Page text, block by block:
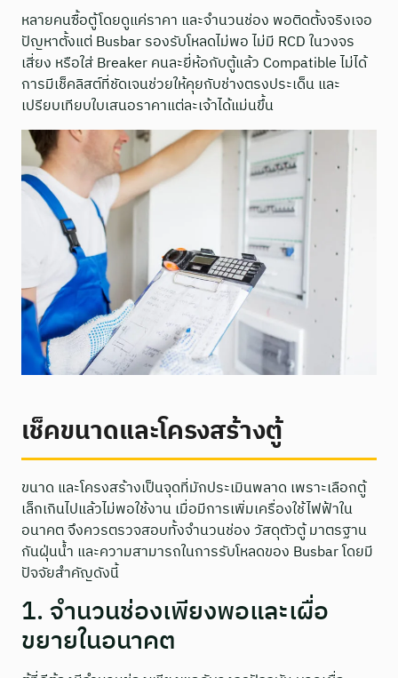
หลายคนซื้อตู้โดยดูแค่ราคา และจำนวนช่อง พอติดตั้งจริงเจอ
ปัญหาตั้งแต่ Busbar รองรับโหลดไม่พอ ไม่มี RCD ในวงจร
เสี่ยง หรือใส่ Breaker คนละยี่ห้อกับตู้แล้ว Compatible ไม่ได้
การมีเช็คลิสต์ที่ชัดเจนช่วยให้คุยกับช่างตรงประเด็น และ
เปรียบเทียบใบเสนอราคาแต่ละเจ้าได้แม่นขึ้น
เช็คขนาดและโครงสร้างตู้
ขนาด และโครงสร้างเป็นจุดที่มักประเมินพลาด เพราะเลือกตู้
เล็กเกินไปแล้วไม่พอใช้งาน เมื่อมีการเพิ่มเครื่องใช้ไฟฟ้าใน
อนาคต จึงควรตรวจสอบทั้งจำนวนช่อง วัสดุตัวตู้ มาตรฐาน
กันฝุ่นน้ำ และความสามารถในการรับโหลดของ Busbar โดยมี
ปัจจัยสำคัญดังนี้
1. จำนวนช่องเพียงพอและเผื่อ
ขยายในอนาคต